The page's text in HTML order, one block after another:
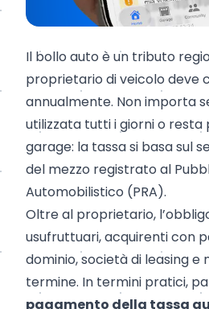
Il bollo auto è un tributo
proprietario di veicolo deve
annualmente. Non importa
utilizzata tutti i giorni o
garage: la tassa si basa sul
del mezzo registrato al
Automobilistico (PRA).
Oltre al proprietario,
usufruttuari, acquirenti con
dominio, società di leasing e
termine. In termini pratici,
pagamento della tassa